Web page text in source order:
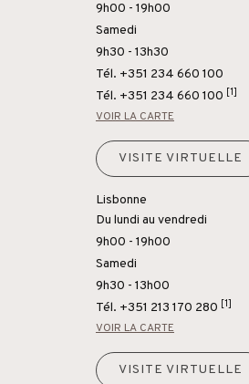
9h00 - 19h00
Samedi
9h30 - 13h30
Tél. +351 234 660 100
Tél. +351 234 660 100 [1]
VOIR LA CARTE
VISITE VIRTUELLE
Lisbonne
Du lundi au vendredi
9h00 - 19h00
Samedi
9h30 - 13h00
Tél. +351 213 170 280 [1]
VOIR LA CARTE
VISITE VIRTUELLE